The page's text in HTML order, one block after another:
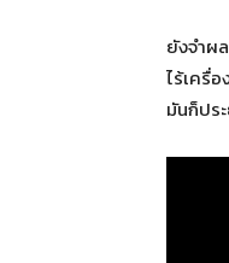
ยังจำผ
ไร้เครื่
มันก็ปร